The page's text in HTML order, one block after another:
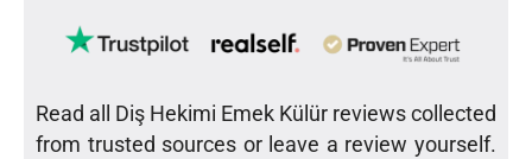
Read all Diş Hekimi Emek Külür reviews collected
from trusted sources or leave a review yourself.